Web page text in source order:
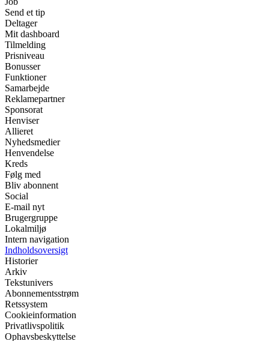
Send et tip
Deltager
Mit dashboard
Tilmelding
Prisniveau
Bonusser
Funktioner
Samarbejde
Reklamepartner
Sponsorat
Henviser
Allieret
Nyhedsmedier
Henvendelse
Kreds
Følg med
Bliv abonnent
Social
E-mail nyt
Brugergruppe
Lokalmiljø
Intern navigation
Indholdsoversigt
Historier
Arkiv
Tekstunivers
Abonnementsstrøm
Retssystem
Cookieinformation
Privatlivspolitik
Ophavsbeskyttelse